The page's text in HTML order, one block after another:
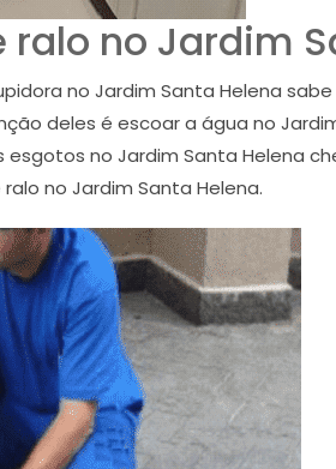
no Jardim
no Jardim Santa Helena
deles é escoar a água no
no Jardim Santa Helena
no Jardim Santa Helena.